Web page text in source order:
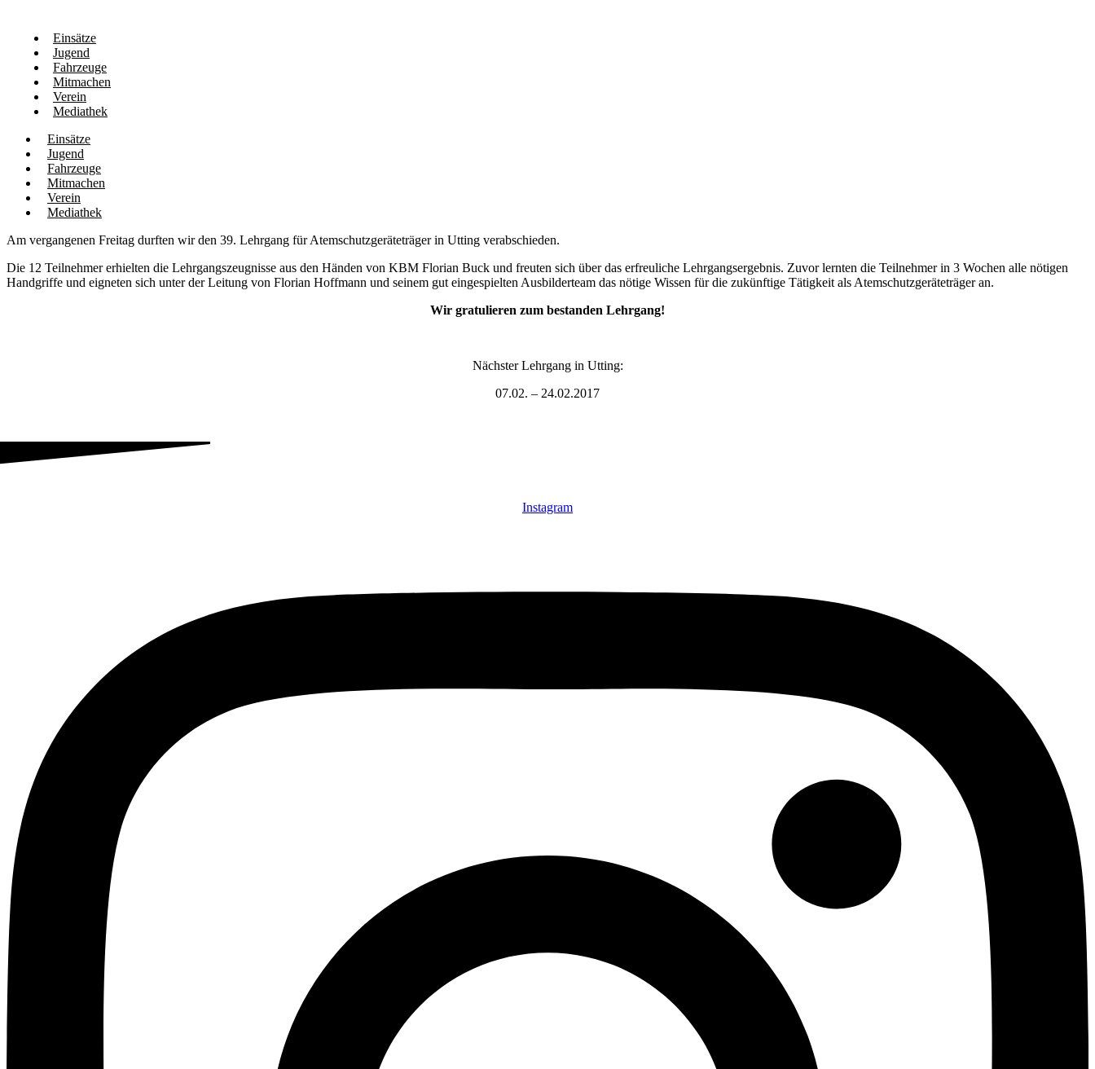
Einsätze
Jugend
Fahrzeuge
Mitmachen
Verein
Mediathek
Einsätze
Jugend
Fahrzeuge
Mitmachen
Verein
Mediathek
Am vergangenen Freitag durften wir den 39. Lehrgang für Atemschutzgeräteträger in Utting verabschieden.
Die 12 Teilnehmer erhielten die Lehrgangszeugnisse aus den Händen von KBM Florian Buck und freuten sich über das erfreuliche Lehrgangsergebnis. Zuvor lernten die Teilnehmer in 3 Wochen alle nötigen
Handgriffe und eigneten sich unter der Leitung von Florian Hoffmann und seinem gut eingespielten Ausbilderteam das nötige Wissen für die zukünftige Tätigkeit als Atemschutzgeräteträger an.
Wir gratulieren zum bestanden Lehrgang!
Nächster Lehrgang in Utting:
07.02. – 24.02.2017
Instagram